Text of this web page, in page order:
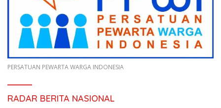
PERSATUAN PEWARTA WARGA INDONESIA
RADAR BERITA NASIONAL